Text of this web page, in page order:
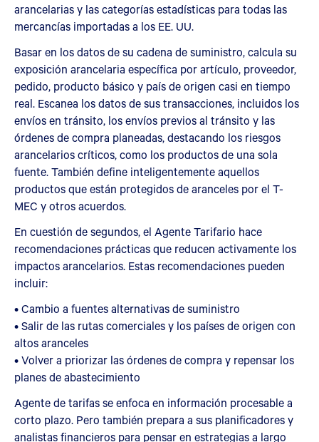
arancelarias y las categorías estadísticas para todas las
mercancías importadas a los EE. UU.
Basar en los datos de su cadena de suministro, calcula su
exposición arancelaria específica por artículo, proveedor,
pedido, producto básico y país de origen casi en tiempo
real. Escanea los datos de sus transacciones, incluidos los
envíos en tránsito, los envíos previos al tránsito y las
órdenes de compra planeadas, destacando los riesgos
arancelarios críticos, como los productos de una sola
fuente. También define inteligentemente aquellos
productos que están protegidos de aranceles por el T-
MEC y otros acuerdos.
En cuestión de segundos, el Agente Tarifario hace
recomendaciones prácticas que reducen activamente los
impactos arancelarios. Estas recomendaciones pueden
incluir:
• Cambio a fuentes alternativas de suministro
• Salir de las rutas comerciales y los países de origen con
altos aranceles
• Volver a priorizar las órdenes de compra y repensar los
planes de abastecimiento
Agente de tarifas se enfoca en información procesable a
corto plazo. Pero también prepara a sus planificadores y
analistas financieros para pensar en estrategias a largo